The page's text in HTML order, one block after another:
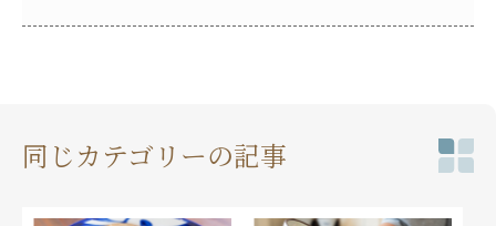
同じカテゴリーの記事